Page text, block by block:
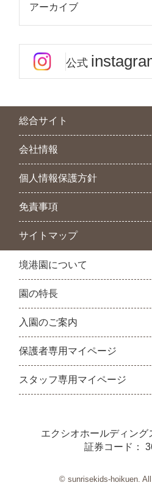
アーカイブ
公式
総合サイト
会社情報
個人情報保護方針
免責事項
サイトマップ
境港園について
園の特長
入園のご案内
保護者専用マイページ
スタッフ専用マイページ
エクシオホールディング
証券コード：
© sunrisekids-hoikuen.